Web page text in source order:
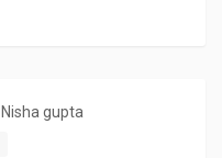
Nisha gupta